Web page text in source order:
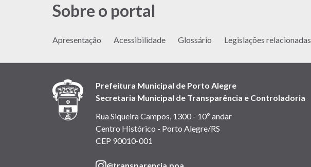
Sobre o portal
Apresentação Acessibilidade Glossário Legislações relacionadas
Prefeitura Municipal de Porto Alegre
Secretaria Municipal de Transparência e Controladoria
Rua Siqueira Campos, 1300 - 10º andar
Centro Histórico - Porto Alegre/RS
CEP 90010-001